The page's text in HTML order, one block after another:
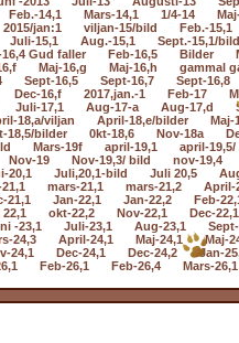
Feb.-14,1 Mars-14,1 1/4-14
2015/jan:1 viljan-15/bild
Feb.-15,1
Juli-15,1 Aug.-15,1
Sept.-15,1/
Gud faller Feb-16,5 Bilder
Maj-16,g Maj-16,h
gammal
Sept-16,5 Sept-16,7
Sept-16,8
Dec-16,f 2017,jan.-1 Feb-17
Juli-17,1 Aug-17-a Aug-17,d
18,a/viljan April-18,e/bilder
Maj-
18,5/bilder 0kt-18,6 Nov-18a
Mars-19f april-19,1
april-
Nov-19 Nov-19,3/ bild
nov-19,4
20,1 Juli,20,1-bild Juli 20,5
mars-21,1 mars-21,2
April-
21,1 Jan-22,1 Jan-22,2
Feb-
okt-22,2 Nov-22,1
Dec-22,1
-23,1 Juli-23,1 Aug-23,1
24,3 April-24,1 Maj-24,1
Maj-
24,1 Dec-24,1 Dec-24,2
Jan-
Feb-26,1 Feb-26,4 Mars-26,1